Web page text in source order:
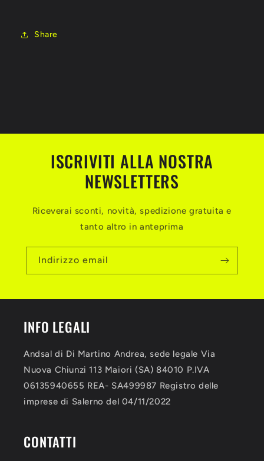
Share
ISCRIVITI ALLA NOSTRA
NEWSLETTERS
Riceverai sconti, novità, spedizione gratuita e
tanto altro in anteprima
Indirizzo email
INFO LEGALI
Andsal di Di Martino Andrea, sede legale Via
Nuova Chiunzi 113 Maiori (SA) 84010 P.IVA
06135940655 REA- SA499987 Registro delle
imprese di Salerno del 04/11/2022
CONTATTI